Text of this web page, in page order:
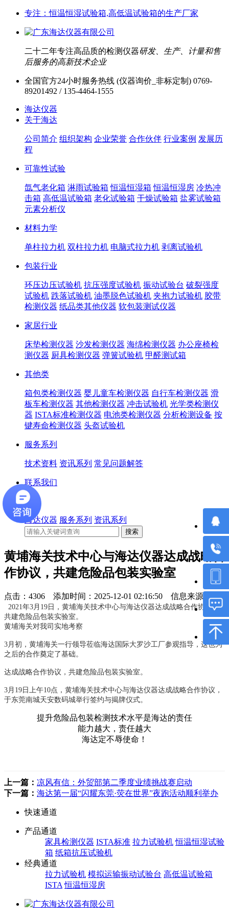
专注：恒温恒湿试验箱,高低温试验箱的生产厂家
二十二年专注高品质的检测仪器研发、生产、计量和售
后服务的高新技术企业
全国官方24小时服务热线 (仪器询价_非标定制) 0769-
89201492 / 135-4464-1555
海达仪器
关于海达
公司简介 组织架构 企业荣誉 合作伙伴 行业案例 发展历
程
可靠性试验
氙气老化箱 淋雨试验箱 恒温恒湿箱 恒温恒湿房 冷热冲
击箱 高低温试验箱 老化试验箱 干燥试验箱 盐雾试验箱
元素分析仪
材料力学
单柱拉力机 双柱拉力机 电脑式拉力机 剥离试验机
包装行业
环压边压试验机 抗压强度试验机 振动试验台 破裂强度
试验机 跌落试验机 油墨脱色试验机 夹抱力试验机 胶带
检测仪器 纸品类其他仪器 软包装测试仪器
家居行业
床垫检测仪器 沙发检测仪器 海绵检测仪器 办公座椅检
测仪器 厨具检测仪器 弹簧试验机 甲醛测试箱
其他类
箱包类检测仪器 婴儿童车检测仪器 自行车检测仪器 滑
板车检测仪器 其他检测仪器 冲击试验机 光学类检测仪
器 ISTA标准检测仪器 电池类检测仪器 分析检测设备 按
键寿命检测仪器 头盔试验机
服务系列
技术资料 资讯系列 常见问题解答
联系我们
海达仪器 服务系列 资讯系列
黄埔海关技术中心与海达仪器达成战略合
作协议，共建危险品包装实验室
点击：4306 添加时间：2025-12-01 02:16:50 信息来源：
2021年3月19日，黄埔海关技术中心与海达仪器达成战略合作协议，
共建危险品包装实验室。
黄埔海关对我司实地考察
3月初，黄埔海关一行领导莅临海达国际大罗沙工厂参观指导，这也为
之后的合作奠定了基础。
达成战略合作协议，共建危险品包装实验室。
3月19日上午10点，黄埔海关技术中心与海达仪器达成战略合作协议，
于东莞南城天安数码城举行签约与揭牌仪式。
提升危险品包装检测技术水平是海达的责任
能力越大，责任越大
海达定不辱使命！
上一篇： 凉风有信：外贸部第二季度业绩挑战赛启动
下一篇： 海达第一届“闪耀东莞·荧在世界”夜跑活动顺利举办
快速通道
产品通道
家具检测仪器 ISTA标准 拉力试验机 恒温恒湿试验
箱 纸箱抗压试验机
经典通道
拉力试验机 模拟运输振动试验台 高低温试验箱
ISTA 恒温恒湿房